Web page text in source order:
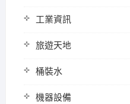
工業資訊
旅遊天地
桶裝水
機器設備